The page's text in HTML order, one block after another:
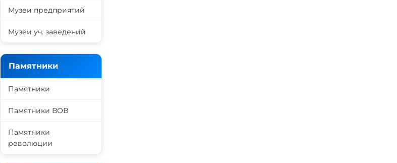
Музеи предприятий
Музеи уч. заведений
Памятники
Памятники
Памятники ВОВ
Памятники
революции